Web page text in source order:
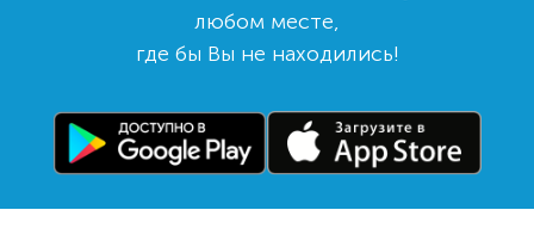
любом месте,
где бы Вы не находились!